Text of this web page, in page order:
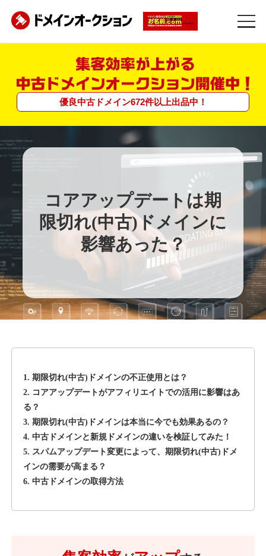
優良中古ドメイン672件以上出品中！
コアアップデートは期
限切れ(中古)ドメインに
影響あった？
1. 期限切れ(中古)ドメインの不正使用とは？
2. コアアップデートがアフィリエイトでの活用に影響はあ
る？
3. 期限切れ(中古)ドメインは本当に今でも効果あるの？
4. 中古ドメインと新規ドメインの違いを検証してみた！
5. スパムアップデート変更によって、期限切れ(中古)ドメ
インの需要が高まる？
6. 中古ドメインの取得方法